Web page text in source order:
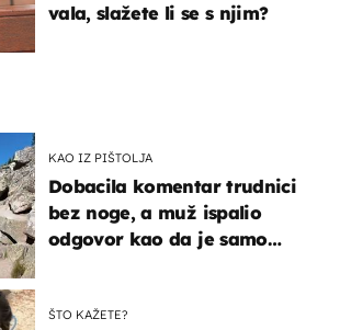
KAO IZ PIŠTOLJA
Dobacila komentar trudnici
bez noge, a muž ispalio
odgovor kao da je samo
ŠTO KAŽETE?
vala, slažete li se s njim?